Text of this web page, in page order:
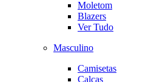
Moletom
Blazers
Ver Tudo
Masculino
Camisetas
Calças